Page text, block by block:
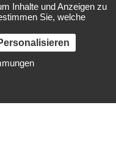
Inhalte und Anzeigen zu
Sie, welche